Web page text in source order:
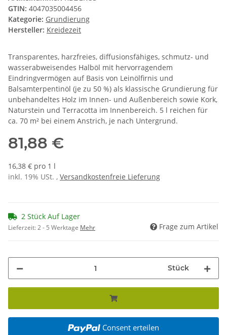
GTIN: 4047035004456
Kategorie: Grundierung
Hersteller: Kreidezeit
Transparentes, harzfreies, diffusionsfähiges, schmutz- und
wasserabweisendes Halböl mit hervorragendem
Eindringvermögen auf Basis von Leinölfirnis und
Balsamterpentinöl (je zu 50 %) als klassische Grundierung für
unbehandeltes Holz im Innen- und Außenbereich sowie Kork,
Naturstein und Terracotta im Innenbereich. 5 l reichen für
ca. 70 m² bei einem Anstrich, je nach Untergrund.
81,88 €
16,38 € pro 1 l
inkl. 19% USt. , Versandkostenfreie Lieferung
2 Stück Auf Lager
Lieferzeit:2 - 5 Werktage Mehr Frage zum Artikel
Stück
Consent erteilen